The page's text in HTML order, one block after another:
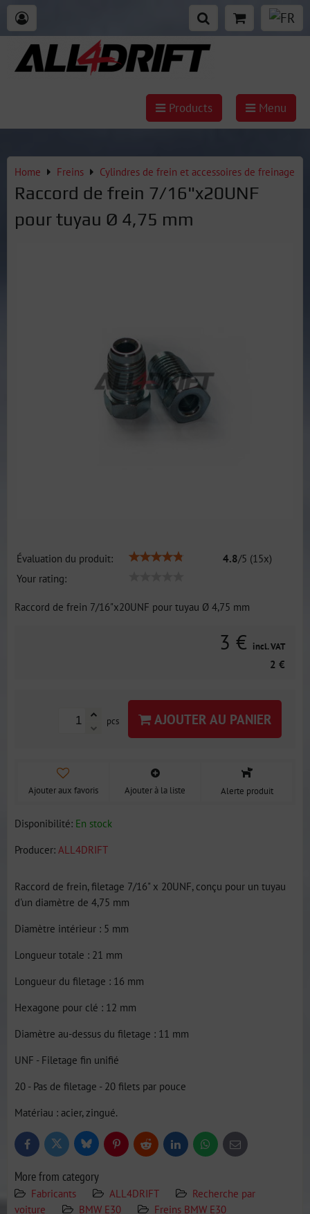
Products Menu
Home Freins Cylindres de frein et accessoires de freinage
Raccord de frein 7/16"x20UNF
pour tuyau Ø 4,75 mm
Évaluation du produit: 4.8/5 (15x)
Your rating:
Raccord de frein 7/16"x20UNF pour tuyau Ø 4,75 mm
3 € incl. VAT
2 €
pcs AJOUTER AU PANIER
Ajouter aux favoris Ajouter à la liste Alerte produit
Disponibilité: En stock
Producer: ALL4DRIFT
Raccord de frein, filetage 7/16" x 20UNF, conçu pour un tuyau
d'un diamètre de 4,75 mm
Diamètre intérieur : 5 mm
Longueur totale : 21 mm
Longueur du filetage : 16 mm
Hexagone pour clé : 12 mm
Diamètre au-dessus du filetage : 11 mm
UNF - Filetage fin unifié
20 - Pas de filetage - 20 filets par pouce
Matériau : acier, zingué.
FacebookTwitter BlueskyPinterestReddit LinkedInWhatsApp
E-
mail
More from category
Fabricants ALL4DRIFT
Recherche par
voiture
BMW E30
Freins BMW E30